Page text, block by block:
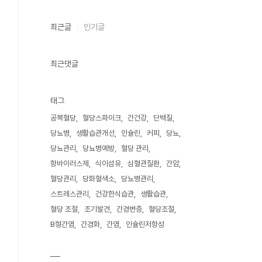
최근글 인기글
최근댓글
태그
공복혈당 혈당스파이크 간건강
단백질
당뇨병
생활습관개선 인슐린 커피
당뇨
당뇨관리
당뇨병예방
혈당 관리
항바이러스제
식이섬유 심혈관질환
간암
혈당관리
당화혈색소
당뇨병관리
스트레스관리
건강한식습관
생활습관
혈당 조절
조기발견 간경변증
혈당조절
B형간염
간경화 간염 인슐린저항성